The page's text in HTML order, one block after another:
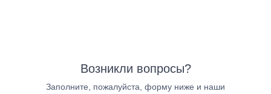
Возникли вопросы?
Заполните, пожалуйста, форму ниже и наши